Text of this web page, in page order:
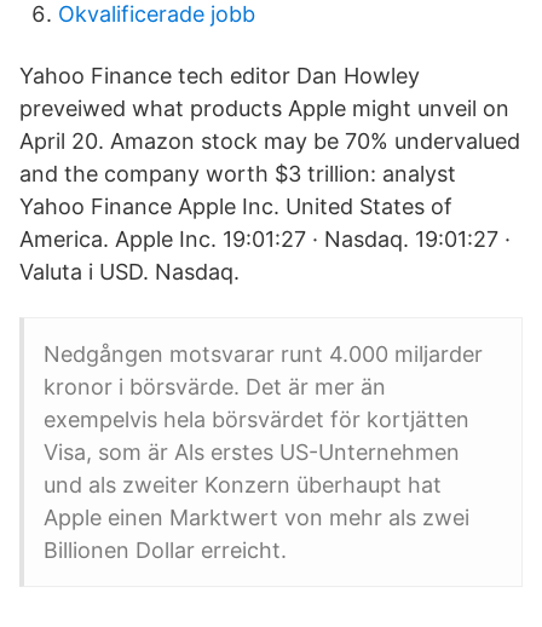
Okvalificerade jobb
Yahoo Finance tech editor Dan Howley
preveiwed what products Apple might unveil on
April 20. Amazon stock may be 70% undervalued
and the company worth $3 trillion: analyst
Yahoo Finance Apple Inc. United States of
America. Apple Inc. 19:01:27 · Nasdaq. 19:01:27 ·
Valuta i USD. Nasdaq.
Nedgången motsvarar runt 4.000 miljarder
kronor i börsvärde. Det är mer än
exempelvis hela börsvärdet för kortjätten
Visa, som är Als erstes US-Unternehmen
und als zweiter Konzern überhaupt hat
Apple einen Marktwert von mehr als zwei
Billionen Dollar erreicht.